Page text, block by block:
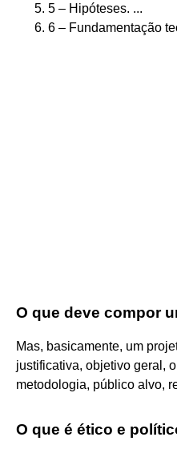
5 – Hipóteses. ...
6 – Fundamentação
O que deve compor
Mas, basicamente, um
justificativa, objetivo geral,
metodologia, público alvo,
O que é ético e